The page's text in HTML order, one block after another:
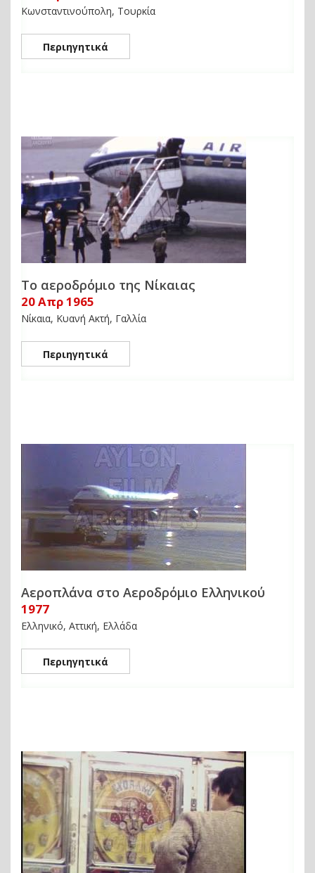
Κωνσταντινούπολη, Τουρκία
Περιηγητικά
Το αεροδρόμιο της Νίκαιας
20 Απρ 1965
Νίκαια, Κυανή Ακτή, Γαλλία
Περιηγητικά
Αεροπλάνα στο Αεροδρόμιο Ελληνικού
1977
Ελληνικό, Αττική, Ελλάδα
Περιηγητικά